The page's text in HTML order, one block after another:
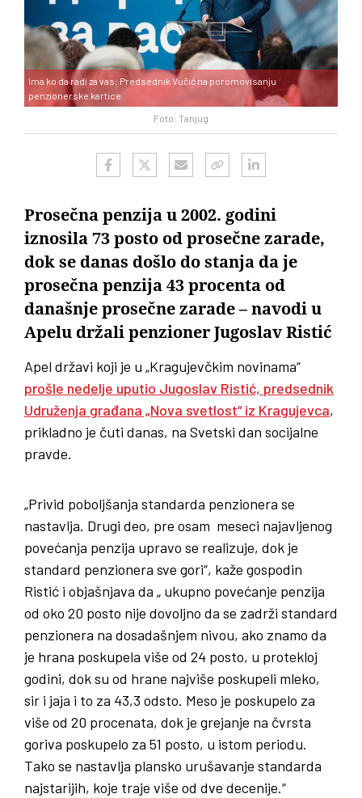
Foto: Tanjug
Ima ko da radi za vas: Predsednik Vučić na poromovisanju
penzionerske kartice
Prosečna penzija u 2002. godini
iznosila 73 posto od prosečne zarade,
dok se danas došlo do stanja da je
prosečna penzija 43 procenta od
današnje prosečne zarade – navodi u
Apelu držali penzioner Jugoslav Ristić
Apel državi koji je u „Kragujevčkim novinama“
prošle nedelje uputio Jugoslav Ristić, predsednik
Udruženja građana „Nova svetlost“ iz Kragujevca,
prikladno je čuti danas, na Svetski dan socijalne
pravde.
„Privid poboljšanja standarda penzionera se
nastavlja. Drugi deo, pre osam meseci najavljenog
povećanja penzija upravo se realizuje, dok je
standard penzionera sve gori“, kaže gospodin
Ristić i objašnjava da „ ukupno povećanje penzija
od oko 20 posto nije dovoljno da se zadrži standard
penzionera na dosadašnjem nivou, ako znamo da
je hrana poskupela više od 24 posto, u protekloj
godini, dok su od hrane najviše poskupeli mleko,
sir i jaja i to za 43,3 odsto. Meso je poskupelo za
više od 20 procenata, dok je grejanje na čvrsta
goriva poskupelo za 51 posto, u istom periodu.
Tako se nastavlja plansko urušavanje standarda
najstarijih, koje traje više od dve decenije.“